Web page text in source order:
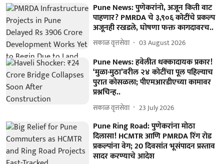
Pune News: पुणेकरांनो, अजून किती वाट
पाहणार? PMRDA चे ३,९०६ कोटींचे प्रकल्प
अजूनही रखडले, घोषणा फक्त कागदावरच..
सकाळ वृत्तसेवा 03 August 2026
Pune News: हवेलीत धक्कादायक प्रकार!
‘मुळा-मुठा’वरील २४ कोटींचा पूल पहिल्याच
पुरात कोसळला; पीएमआरडीएच्या कामावर
प्रश्नचिन्ह..
सकाळ वृत्तसेवा 23 July 2026
Pune Ring Road: पुणेकरांना मोठा
दिलासा! HCMTR आणि PMRDA रिंग रोड
प्रकल्पांना वेग; 20 दिवसांत भूसंपादन प्रस्ताव
सादर करण्याचे आदेश